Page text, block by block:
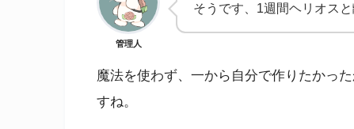
管理人
そうです、1週間ヘリオス
魔法を使わず、一から自分で作りたかっ
すね。